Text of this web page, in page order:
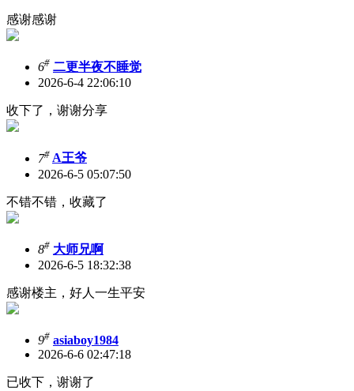
感谢感谢
6# 二更半夜不睡觉
2026-6-4 22:06:10
收下了，谢谢分享
7# A王爷
2026-6-5 05:07:50
不错不错，收藏了
8# 大师兄啊
2026-6-5 18:32:38
感谢楼主，好人一生平安
9# asiaboy1984
2026-6-6 02:47:18
已收下，谢谢了